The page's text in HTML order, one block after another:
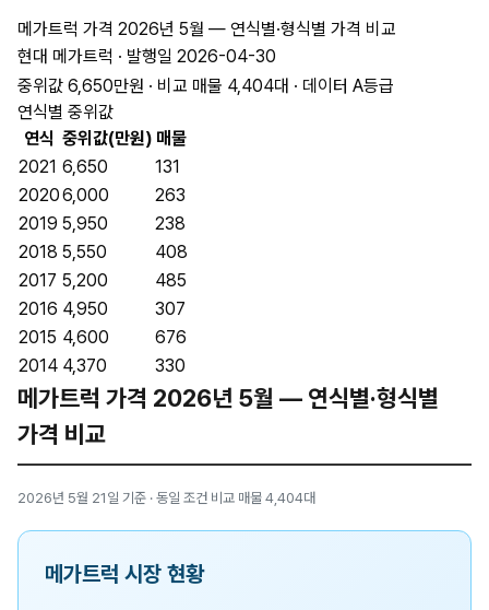
메가트럭 가격 2026년 5월 — 연식별·형식별 가격 비교
현대 메가트럭 · 발행일 2026-04-30
중위값 6,650만원 · 비교 매물 4,404대 · 데이터 A등급
연식별 중위값
연식 중위값(만원) 매물
2021 6,650
131
20206,000
263
2019 5,950
238
2018 5,550
408
2017 5,200
485
2016 4,950
307
2015 4,600
676
2014 4,370 330
메가트럭 가격 2026년 5월 — 연식별·형식별
가격 비교
2026년 5월 21일 기준 · 동일 조건 비교 매물 4,404대
메가트럭 시장 현황